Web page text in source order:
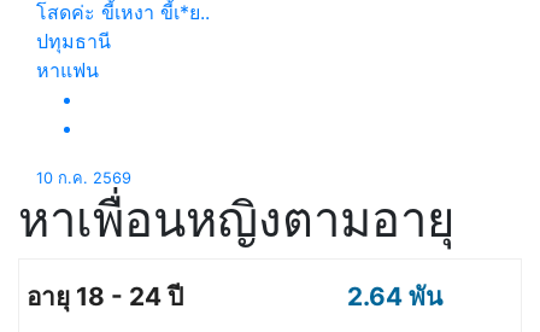
โสดค่ะ ขี้เหงา ขี้เ*ย..
ปทุมธานี
หาแฟน
10 ก.ค. 2569
หาเพื่อนหญิงตามอายุ
2.64 พัน